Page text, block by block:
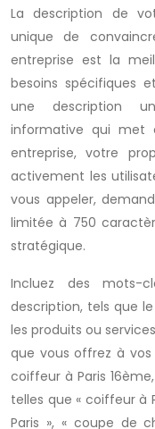
La description de
unique de
entreprise est la
besoins spécifiques
une description
informative qui met
entreprise, votre
activement les
vous appeler,
limitée à 750
stratégique.
Incluez des mots-
description, tels que
les produits ou
que vous offrez à vos
coiffeur à Paris
telles que « coiffeur à
Paris », « coupe de